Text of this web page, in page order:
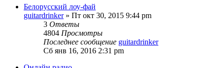
Белорусский лоу-фай
guitardrinker» Пт окт 30, 2015 9:44 pm
3 Ответы
4804 Просмотры
Последнее сообщение guitardrinker
Сб янв 16, 2016 2:31 pm